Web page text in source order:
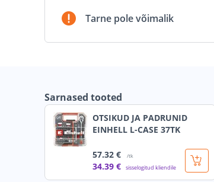
Tarne pole võimalik
Sarnased tooted
OTSIKUD JA PADRUNID
EINHELL L-CASE 37TK
57.32 € /tk
34.39 € sisselogitud kliendile